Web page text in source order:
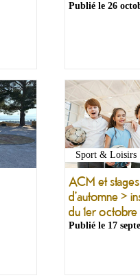
Publié le 26
Sport & Loisirs
ACM et
d'automne >
du 1er octobre
Publié le 17